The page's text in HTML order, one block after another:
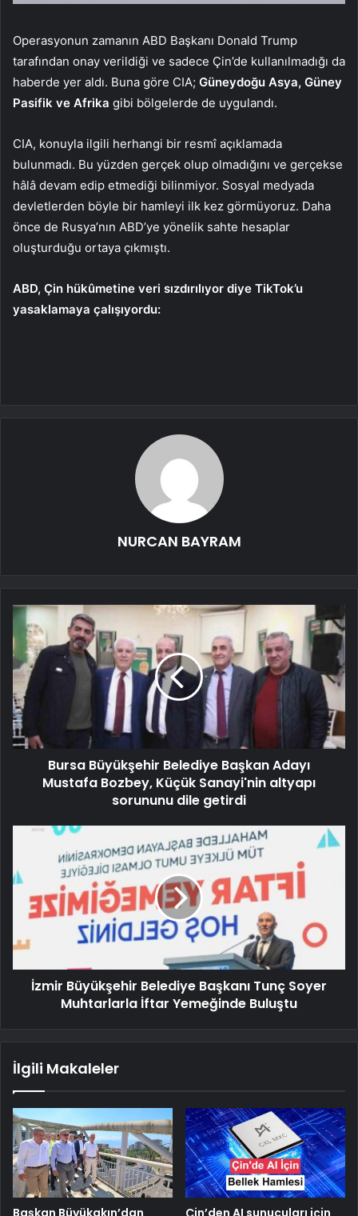
Operasyonun zamanın ABD Başkanı Donald Trump
tarafından onay verildiği ve sadece Çin’de kullanılmadığı da
haberde yer aldı. Buna göre CIA; Güneydoğu Asya, Güney
Pasifik ve Afrika gibi bölgelerde de uygulandı.
CIA, konuyla ilgili herhangi bir resmî açıklamada
bulunmadı. Bu yüzden gerçek olup olmadığını ve gerçekse
hâlâ devam edip etmediği bilinmiyor. Sosyal medyada
devletlerden böyle bir hamleyi ilk kez görmüyoruz. Daha
önce de Rusya’nın ABD’ye yönelik sahte hesaplar
oluşturduğu ortaya çıkmıştı.
ABD, Çin hükûmetine veri sızdırılıyor diye TikTok’u
yasaklamaya çalışıyordu:
NURCAN BAYRAM
Bursa Büyükşehir Belediye Başkan Adayı
Mustafa Bozbey, Küçük Sanayi'nin altyapı
sorununu dile getirdi
İzmir Büyükşehir Belediye Başkanı Tunç Soyer
Muhtarlarla İftar Yemeğinde Buluştu
İlgili Makaleler